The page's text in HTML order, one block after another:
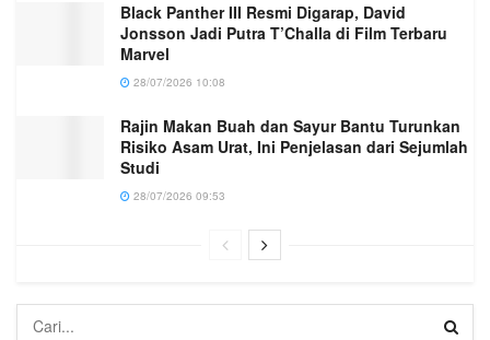
Black Panther III Resmi Digarap, David
Jonsson Jadi Putra T’Challa di Film Terbaru
Marvel
28/07/2026 10:08
Rajin Makan Buah dan Sayur Bantu Turunkan
Risiko Asam Urat, Ini Penjelasan dari Sejumlah
Studi
28/07/2026 09:53